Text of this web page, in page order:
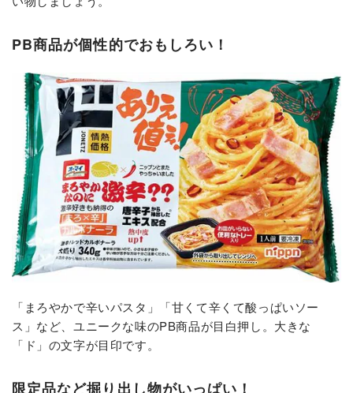
PB商品が個性的でおもしろい！
「まろやかで辛いパスタ」「甘くて辛くて酸っぱいソー
ス」など、ユニークな味のPB商品が目白押し。大きな
「ド」の文字が目印です。
限定品など掘り出し物がいっぱい！